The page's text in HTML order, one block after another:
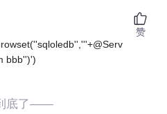
bbb'')')
赞
底了——